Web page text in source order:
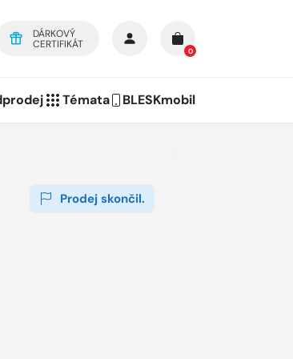
DÁRKOVÝ
CERTIFIKÁT
0
Témata BLESKmobil
Prodej skončil.